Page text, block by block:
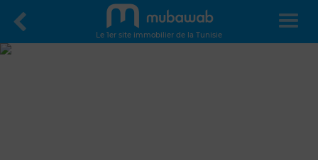
Le 1er site immobilier de la Tunisie